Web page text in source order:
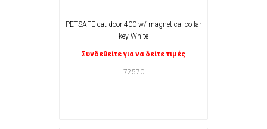
PETSAFE cat door 400 w/ magnetical collar
key White
Συνδεθείτε για να δείτε τιμές
72570